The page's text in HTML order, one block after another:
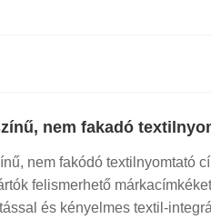
nem fakadó
nem fakódó textilnyomtató
felismerhető
és kényelmes textil-